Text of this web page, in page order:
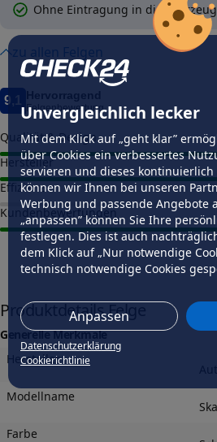
Unvergleichlich lecker
Mit dem Klick auf „geht klar”
über Cookies ein verbessertes
servieren und dieses kontinuierlich
können wir Ihnen bei unseren
Werbung und passende Angebote
„anpassen” können Sie Ihre
festlegen. Dies ist auch
dem Klick auf „Nur notwendige
technisch notwendige Cookies
Anpassen
Datenschutzerklärung
Cookierichtlinie
Ohne Eintragung in die
zu allen Felgen
9,1
Felgenbewertung
Qualität & Design
Hersteller
Effizienz
Kundenbewertungen
Produktdetails Felge
Generelle Merkmale
Hersteller
Modellname
Farbe